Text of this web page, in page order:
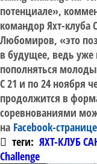
потенциале»,
командор Яхт-клуба
Любомиров, «это
в будущее, ведь
пополняться
С 21 и по 24 ноября
продолжится в
соревнованиями
на Facebook-
теги: ЯХТ-КЛУБ
Challenge